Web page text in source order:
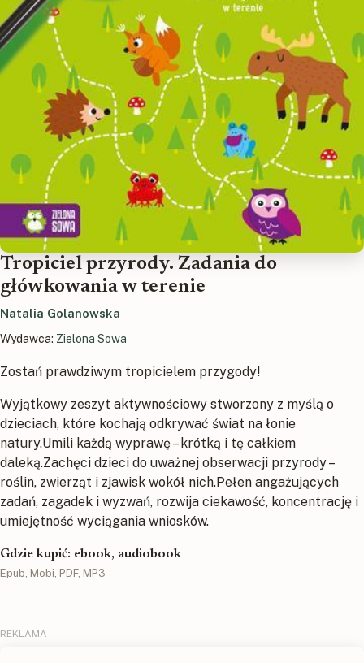
Tropiciel przyrody. Zadania do
główkowania w terenie
Natalia Golanowska
Wydawca: Zielona Sowa
Zostań prawdziwym tropicielem przygody!
Wyjątkowy zeszyt aktywnościowy stworzony z myślą o
dzieciach, które kochają odkrywać świat na łonie
natury.Umili każdą wyprawę – krótką i tę całkiem
daleką.Zachęci dzieci do uważnej obserwacji przyrody –
roślin, zwierząt i zjawisk wokół nich.Pełen angażujących
zadań, zagadek i wyzwań, rozwija ciekawość, koncentrację i
umiejętność wyciągania wniosków.
Gdzie kupić: ebook, audiobook
Epub, Mobi, PDF, MP3